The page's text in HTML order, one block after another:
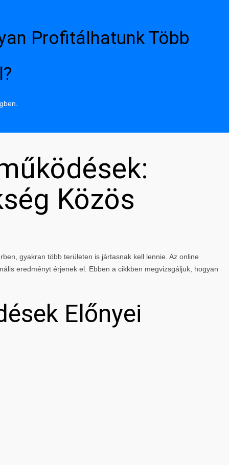
Profitálhatunk Több
Közös
gyakran több területen is jártasnak kell lennie. Az online
eredményt érjenek el. Ebben a cikkben megvizsgáljuk, hogyan
Előnyei